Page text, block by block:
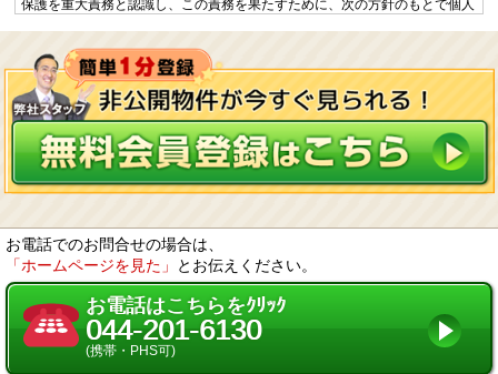
保護を重大責務と認識し、この責務を果たすために、次の方針のもとで個人
個人情報に適用される「個人情報の保護に関する法律」その他の関係法令を
遵守するとともに、一般に公正妥当と認められる個人情報の取扱いに関する
慣行に準拠し、適切に取り扱います。
個人情報の取扱いに関する規程を明確にし、従業者へ周知徹底します。ま
た、取引先等に対しても適切に個人情報を取り扱うように要請します。
個人情報の取得に際しては、利用目的を特定して通知又は公表し、その利用
目的に従って個人情報を取り扱います。
個人情報の漏洩、紛失、改ざん等を防止するため、必要な対策を講じて適切
な管理を行います。
保有する個人情報について、お客様本人からの開示、訂正、削除、利用停止
の依頼を所定の窓口でお受けして、誠意をもって対応します。
いを外部に委託することがあります。委託する場合には、適正な取扱いを確
保するための契約締結、実施状況の点検などを行います。
3. 第三者への開示・提供
当社は、「2. 個人情報の預託」に記載した外部委託先への提供の場合及び以
下のいずれかに該当する場合を除き、個人情報を第三者へ開示又は提供しま
せん。
お客様ご本人の同意がある場合
統計的なデータなど本人を識別することができない状態で開示・提供する場
お電話でのお問合せの場合は、
「ホームページを見た」
とお伝えください。
お電話はこちらをｸﾘｯｸ
044-201-6130
(携帯・PHS可)